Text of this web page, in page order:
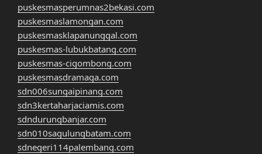
puskesmasperumnas2bekasi.com
puskesmaslamongan.com
puskesmasklapanunggal.com
puskesmas-lubukbatang.com
puskesmas-cigombong.com
puskesmasdramaga.com
sdn006sungaipinang.com
sdn3kertaharjaciamis.com
sdndurungbanjar.com
sdn010sagulungbatam.com
sdnegeri114palembang.com